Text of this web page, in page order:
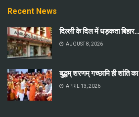
Recent News
दिल्ली के दिल में धड़कता
AUGUST 8, 2026
बुद्धम् शरणम् गच्छामि ही शांति
APRIL 13, 2026